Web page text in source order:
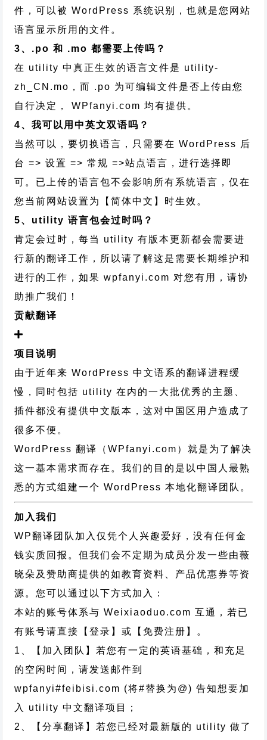
件，可以被 WordPress 系统识别，也就是您网站
语言显示所用的文件。
3、.po 和 .mo 都需要上传吗？
在 utility 中真正生效的语言文件是 utility-
zh_CN.mo，而 .po 为可编辑文件是否上传由您
自行决定， WPfanyi.com 均有提供。
4、我可以用中英文双语吗？
当然可以，要切换语言，只需要在 WordPress 后
台 => 设置 => 常规 =>站点语言，进行选择即
可。已上传的语言包不会影响所有系统语言，仅在
您当前网站设置为【简体中文】时生效。
5、utility 语言包会过时吗？
肯定会过时，每当 utility 有版本更新都会需要进
行新的翻译工作，所以请了解这是需要长期维护和
进行的工作，如果 wpfanyi.com 对您有用，请协
助推广我们！
贡献翻译
项目说明
由于近年来 WordPress 中文语系的翻译进程缓
慢，同时包括 utility 在内的一大批优秀的主题、
插件都没有提供中文版本，这对中国区用户造成了
很多不便。
WordPress 翻译（WPfanyi.com） 就是为了解决
这一基本需求而存在。我们的目的是以中国人最熟
悉的方式组建一个 WordPress 本地化翻译团队。
加入我们
WP翻译团队加入仅凭个人兴趣爱好，没有任何金
钱实质回报。但我们会不定期为成员分发一些由薇
晓朵及赞助商提供的如教育资料、产品优惠券等资
源。您可以通过以下方式加入：
本站的账号体系与Weixiaoduo.com 互通，若已
有账号请直接【登录】或【免费注册】。
1、【加入团队】若您有一定的英语基础，和充足
的空闲时间，请发送邮件到
wpfanyi#feibisi.com (将#替换为@) 告知想要加
入 utility 中文翻译项目；
2、【分享翻译】若您已经对最新版的 utility 做了